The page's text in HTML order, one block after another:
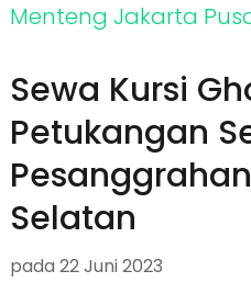
Sewa Kursi
Petukangan
Selatan
pada 22 Juni 2023